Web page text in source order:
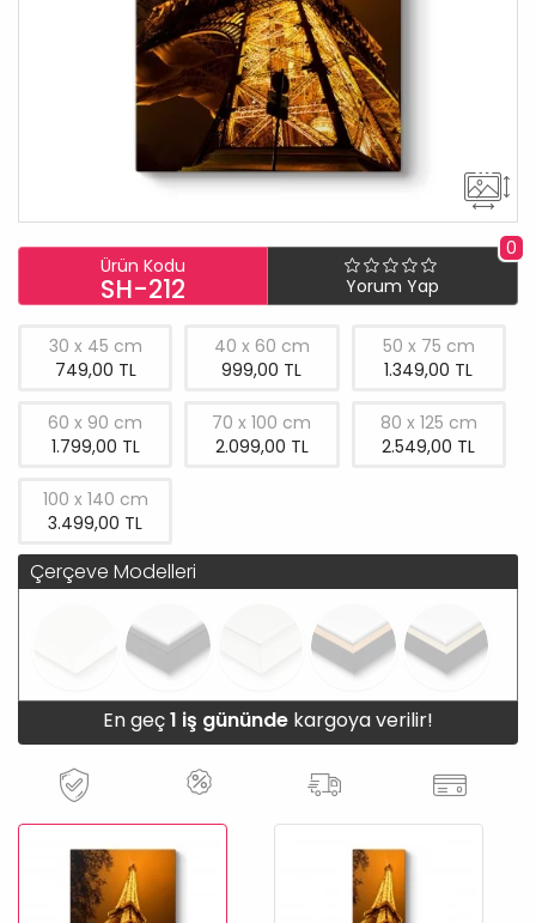
Ürün Kodu
SH-212
0
Yorum Yap
30 x 45 cm
749,00 TL
40 x 60 cm
999,00 TL
50 x 75 cm
1.349,00 TL
60 x 90 cm
1.799,00 TL
70 x 100 cm
2.099,00 TL
80 x 125 cm
2.549,00 TL
100 x 140 cm
3.499,00 TL
Çerçeve Modelleri
En geç1 iş gününde kargoya verilir!